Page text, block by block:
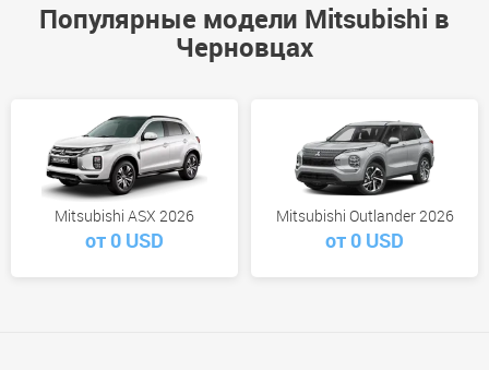
Популярные модели Mitsubishi в
Черновцах
Mitsubishi ASX 2026
от 0 USD
Mitsubishi Outlander 2026
от 0 USD